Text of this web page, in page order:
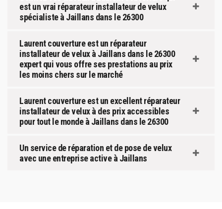
est un vrai réparateur installateur de velux
spécialiste à Jaillans dans le 26300
Laurent couverture est un réparateur
installateur de velux à Jaillans dans le 26300
expert qui vous offre ses prestations au prix
les moins chers sur le marché
Laurent couverture est un excellent réparateur
installateur de velux à des prix accessibles
pour tout le monde à Jaillans dans le 26300
Un service de réparation et de pose de velux
avec une entreprise active à Jaillans